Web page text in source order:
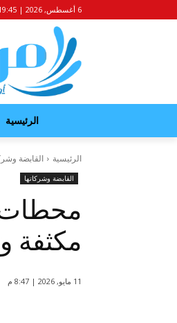
6 أغسطس, 2026 | 19:45
الرئيسية
الرئيسية القابضة
القابضة وشركاتها
محطات
مكثفة
11 مايو, 2026 | 8:47 م